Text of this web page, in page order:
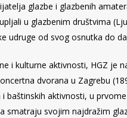
glazbe i glazbenih
u glazbenim društvima
udruge od svog osnutka do
i kulturne aktivnosti, HGZ je
dvorana u Zagrebu
baštinskih aktivnosti, u
smatraju svojim najdražim